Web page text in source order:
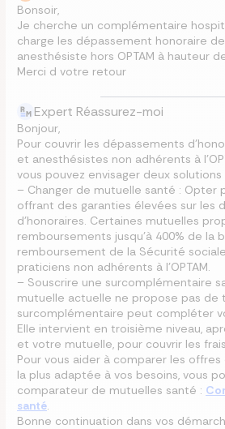
Bonsoir,
Je cherche un complémentaire
charge les dépassement honoraire
anesthésiste hors OPTAM à hauteur
Merci d votre retour
Expert Réassurez-moi
Bonjour,
Pour couvrir les dépassements
et anesthésistes non adhérents à
vous pouvez envisager deux solutions
– Changer de mutuelle santé : Opter
offrant des garanties élevées sur les
d’honoraires. Certaines mutuelles
remboursements jusqu’à 400% de la
remboursement de la Sécurité
praticiens non adhérents à l’OPTAM.
– Souscrire une surcomplémentaire
mutuelle actuelle ne propose pas de
surcomplémentaire peut compléter
Elle intervient en troisième niveau,
et votre mutuelle, pour couvrir les
Pour vous aider à comparer les
la plus adaptée à vos besoins, vous
comparateur de mutuelles santé :
santé.
Bonne continuation dans vos